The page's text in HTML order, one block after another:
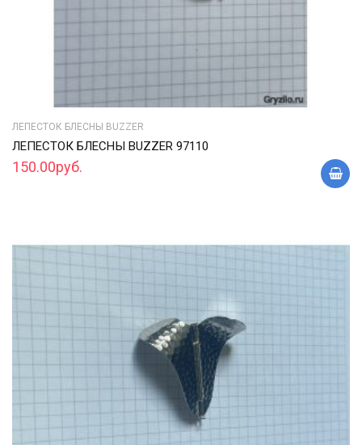
ЛЕПЕСТОК БЛЕСНЫ BUZZER
ЛЕПЕСТОК БЛЕСНЫ BUZZER 97110
150.00руб.